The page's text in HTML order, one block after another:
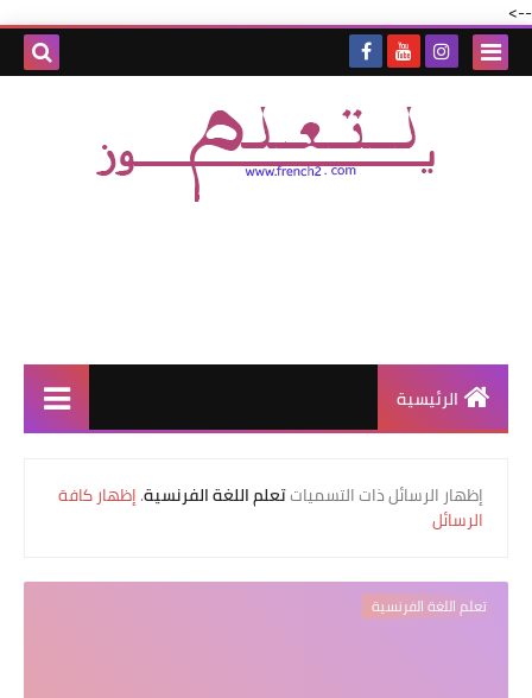
-->
الرئيسية
‏إظهار الرسائل ذات التسمياتتعلم اللغة الفرنسية.إظهار كافة
الرسائل
تعلم اللغة الفرنسية